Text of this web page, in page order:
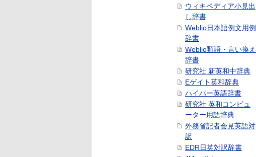
ウィキペディア小見出
し辞書
Weblio日本語例文用例
辞書
Weblio類語・言い換え
辞書
研究社 新英和中辞典
Eゲイト英和辞典
ハイパー英語辞書
研究社 英和コンピュ
ーター用語辞典
外務省記者会見英語対
訳
EDR日英対訳辞書